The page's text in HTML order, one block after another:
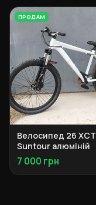
ПРОДАМ
Велосипед 26 XCT
Suntour алюміній
7 000 грн